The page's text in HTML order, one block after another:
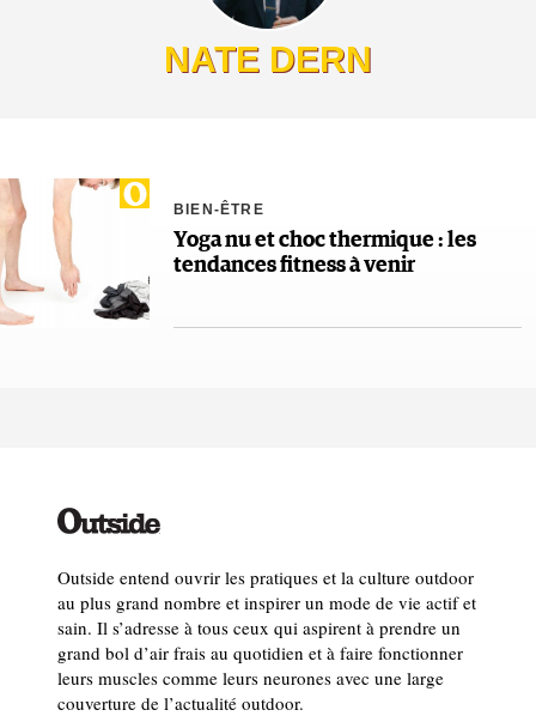
NATE DERN
BIEN-ÊTRE
Yoga nu et choc thermique : les
tendances fitness à venir
Outside entend ouvrir les pratiques et la culture outdoor
au plus grand nombre et inspirer un mode de vie actif et
sain. Il s’adresse à tous ceux qui aspirent à prendre un
grand bol d’air frais au quotidien et à faire fonctionner
leurs muscles comme leurs neurones avec une large
couverture de l’actualité outdoor.